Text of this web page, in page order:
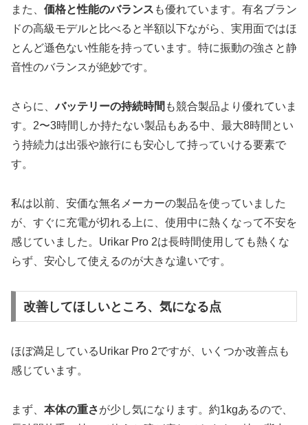
また、 価格と性能のバランス も優れています。有名ブラン
ドの高級モデルと比べると半額以下ながら、実用面ではほ
とんど遜色ない性能を持っています。特に振動の強さと静
音性のバランスが絶妙です。
さらに、バッテリーの持続時間 も競合製品より優れていま
す。2〜3時間しか持たない製品もある中、最大8時間とい
う持続力は出張や旅行にも安心して持っていける要素で
す。
私は以前、安価な無名メーカーの製品を使っていました
が、すぐに充電が切れる上に、使用中に熱くなって不安を
感じていました。Urikar Pro 2は長時間使用しても熱くな
らず、安心して使えるのが大きな違いです。
改善してほしいところ、気になる点
ほぼ満足しているUrikar Pro 2ですが、いくつか改善点も
感じています。
まず、 本体の重さが少し気になります。約1kgあるので、